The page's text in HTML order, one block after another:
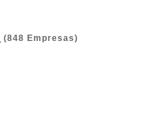
(848 Empresas)